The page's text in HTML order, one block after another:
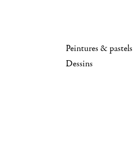
Peintures & pastels
Dessins